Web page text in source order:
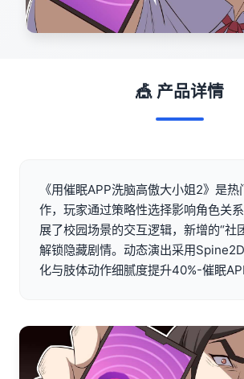
🎪 产品详情
《用催眠APP洗脑高傲大小姐2》是
作，玩家通过策略性选择影响角色关
展了校园场景的交互逻辑，新增的“社
解锁隐藏剧情。动态演出采用
化与肢体动作细腻度提升40%-催眠